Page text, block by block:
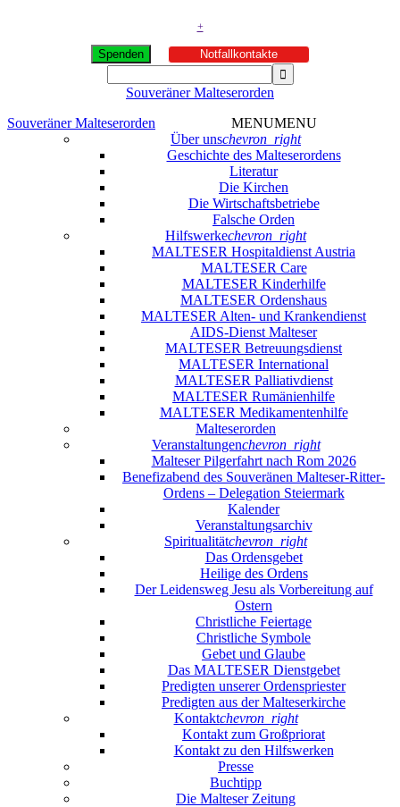
+
Spenden Notfallkontakte
Souveräner Malteserorden
Souveräner Malteserorden
MENUMENU
Über unschevron_right
Geschichte des Malteserordens
Literatur
Die Kirchen
Die Wirtschaftsbetriebe
Falsche Orden
Hilfswerkechevron_right
MALTESER Hospitaldienst Austria
MALTESER Care
MALTESER Kinderhilfe
MALTESER Ordenshaus
MALTESER Alten- und Krankendienst
AIDS-Dienst Malteser
MALTESER Betreuungsdienst
MALTESER International
MALTESER Palliativdienst
MALTESER Rumänienhilfe
MALTESER Medikamentenhilfe
Malteserorden
Veranstaltungenchevron_right
Malteser Pilgerfahrt nach Rom 2026
Benefizabend des Souveränen Malteser-Ritter-
Ordens – Delegation Steiermark
Kalender
Veranstaltungsarchiv
Spiritualitätchevron_right
Das Ordensgebet
Heilige des Ordens
Der Leidensweg Jesu als Vorbereitung auf
Ostern
Christliche Feiertage
Christliche Symbole
Gebet und Glaube
Das MALTESER Dienstgebet
Predigten unserer Ordenspriester
Predigten aus der Malteserkirche
Kontaktchevron_right
Kontakt zum Großpriorat
Kontakt zu den Hilfswerken
Presse
Buchtipp
Die Malteser Zeitung